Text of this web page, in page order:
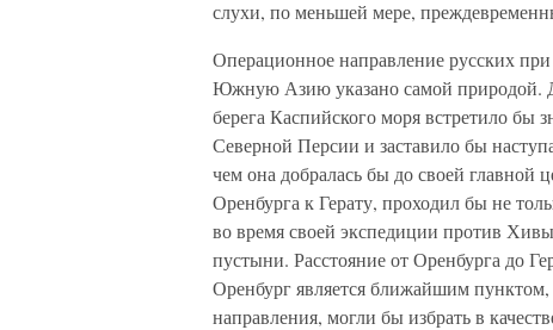
слухи, по меньшей мере,
Операционное направление русских
Южную Азию указано самой природой.
берега Каспийского моря встретило бы
Северной Персии и заставило бы
чем она добралась бы до своей
Оренбурга к Герату, проходил бы не
во время своей экспедиции против
пустыни. Расстояние от Оренбурга до
Оренбург является ближайшим
направления, могли бы избрать в